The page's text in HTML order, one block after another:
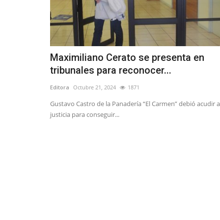
Maximiliano Cerato se presenta en
tribunales para reconocer...
Editora Octubre 21, 2024 1871
Gustavo Castro de la Panadería “El Carmen” debió acudir
justicia para conseguir...